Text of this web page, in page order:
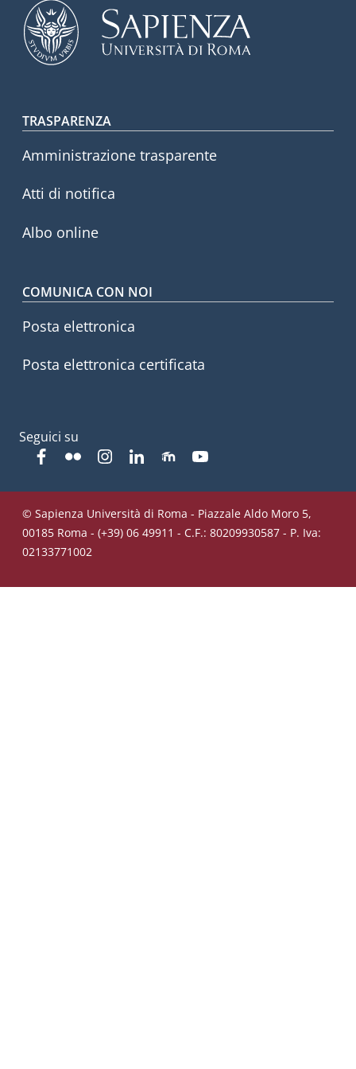
Footer menu
TRASPARENZA
Amministrazione trasparente
Atti di notifica
Albo online
COMUNICA CON NOI
Posta elettronica
Posta elettronica certificata
Seguici su
Facebook
Flickr InstagramLinkedinMoodle
© Sapienza Università di Roma - Piazzale Aldo Moro 5,
00185 Roma - (+39) 06 49911 - C.F.: 80209930587 - P. Iva:
02133771002